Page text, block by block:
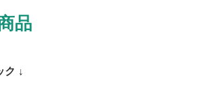
品
ク ↓